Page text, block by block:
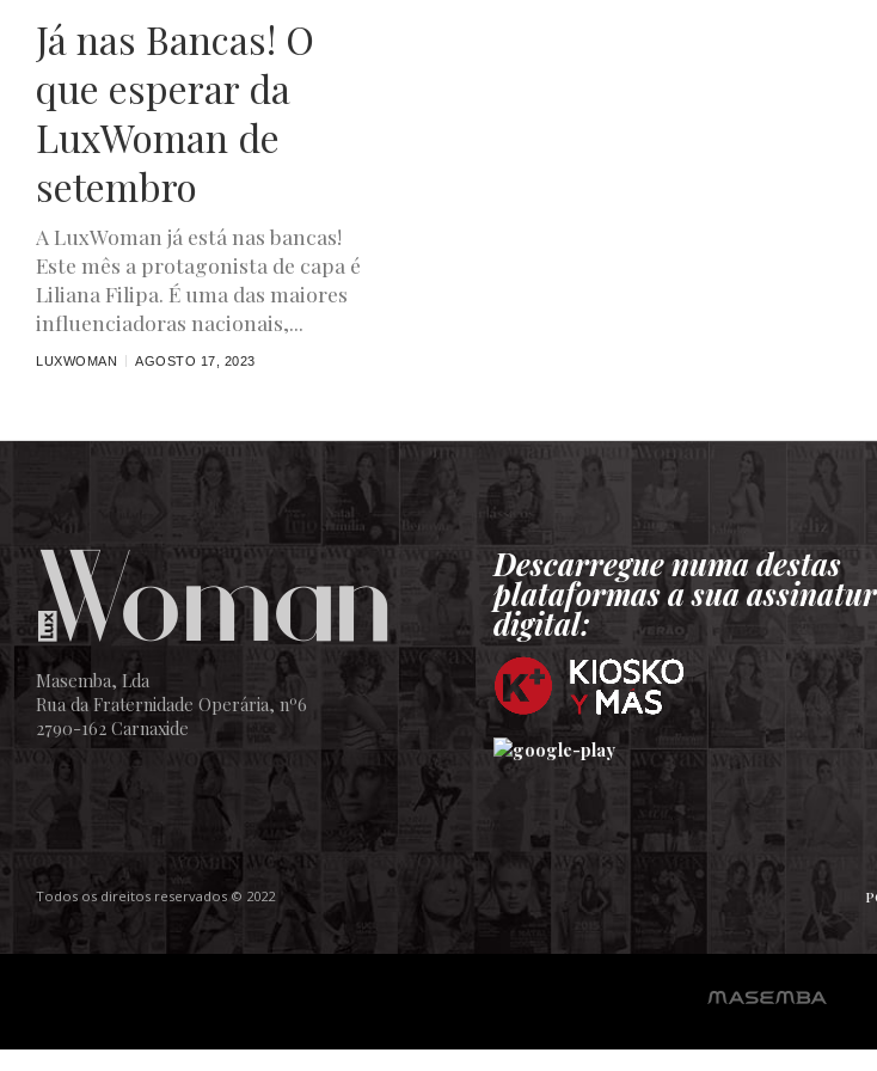
Já nas Bancas! O
que esperar da
LuxWoman de
setembro
A LuxWoman já está nas bancas!
Este mês a protagonista de capa é
Liliana Filipa. É uma das maiores
influenciadoras nacionais,...
LUXWOMAN AGOSTO 17, 2023
Masemba, Lda
Rua da Fraternidade Operária, nº6
2790-162 Carnaxide
Descarregue numa destas
plataformas a sua
digital:
Todos os direitos reservados © 2022